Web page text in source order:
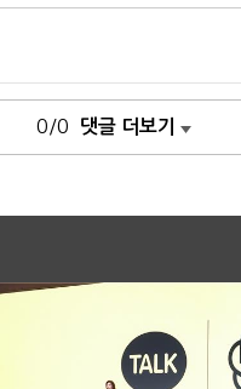
0/0 댓글 더보기